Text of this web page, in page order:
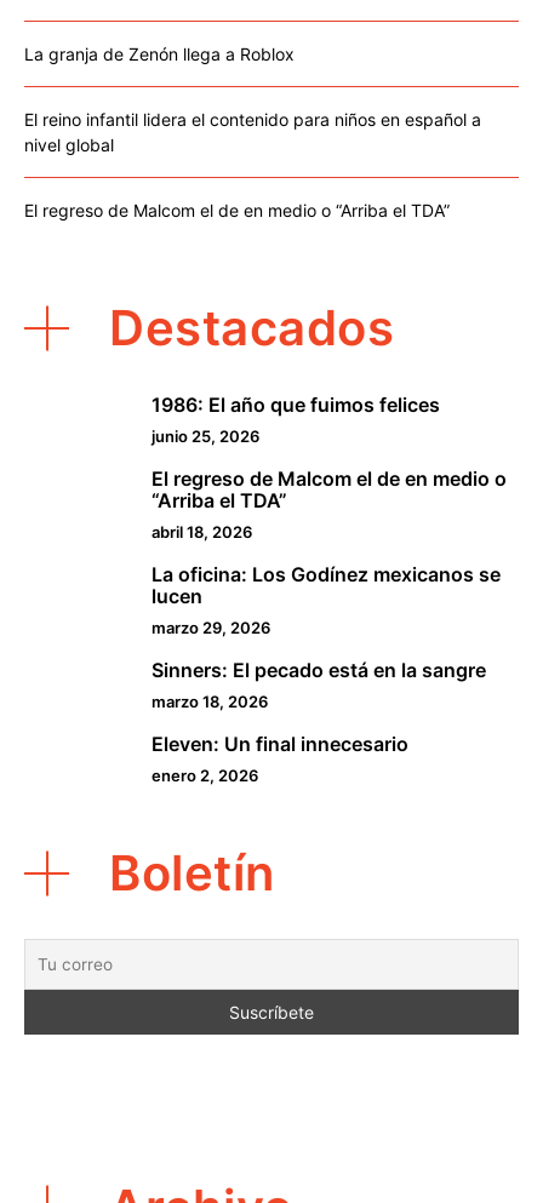
La granja de Zenón llega a Roblox
El reino infantil lidera el contenido para niños en español a
nivel global
El regreso de Malcom el de en medio o “Arriba el TDA”
Destacados
1986: El año que fuimos felices
junio 25, 2026
El regreso de Malcom el de en medio o
“Arriba el TDA”
abril 18, 2026
La oficina: Los Godínez mexicanos se
lucen
marzo 29, 2026
Sinners: El pecado está en la sangre
marzo 18, 2026
Eleven: Un final innecesario
enero 2, 2026
Boletín